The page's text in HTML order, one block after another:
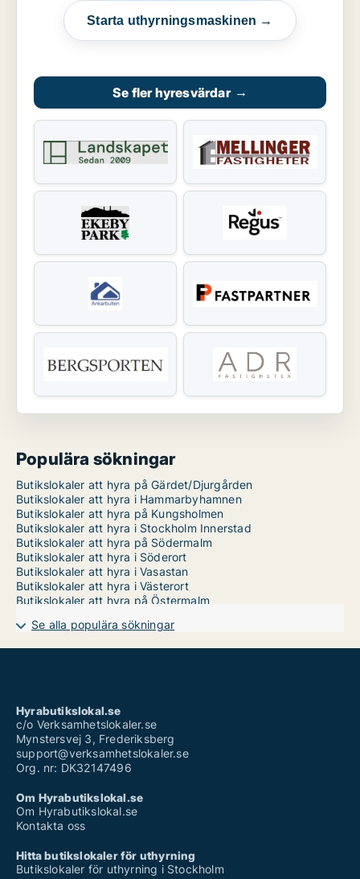
Starta uthyrningsmaskinen →
Se fler hyresvärdar →
Populära sökningar
Butikslokaler att hyra på Gärdet/Djurgården
Butikslokaler att hyra i Hammarbyhamnen
Butikslokaler att hyra på Kungsholmen
Butikslokaler att hyra i Stockholm Innerstad
Butikslokaler att hyra på Södermalm
Butikslokaler att hyra i Söderort
Butikslokaler att hyra i Vasastan
Butikslokaler att hyra i Västerort
Butikslokaler att hyra på Östermalm
Se alla populära sökningar
Hyrabutikslokal.se
c/o Verksamhetslokaler.se
Mynstersvej 3, Frederiksberg
support@verksamhetslokaler.se
Org. nr: DK32147496
Om Hyrabutikslokal.se
Om Hyrabutikslokal.se
Kontakta oss
Hitta butikslokaler för uthyrning
Butikslokaler för uthyrning i Stockholm